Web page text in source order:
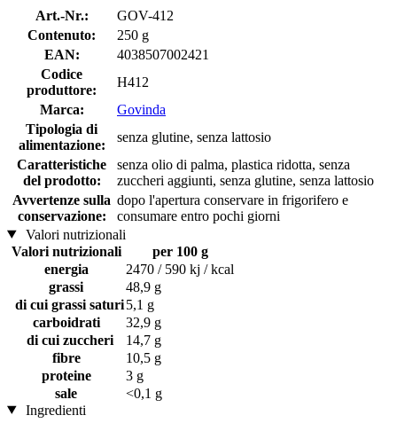
Art.-Nr.:
GOV-412
Contenuto:
250 g
EAN:
4038507002421
Codice
produttore:
H412
Marca:
Govinda
Tipologia di
alimentazione:
senza glutine, senza lattosio
Caratteristiche
del prodotto:
senza olio di palma, plastica ridotta, senza
zuccheri aggiunti, senza glutine, senza lattosio
Avvertenze sulla
conservazione:
dopo l'apertura conservare in frigorifero e
consumare entro pochi giorni
Valori nutrizionali
Valori nutrizionali
per 100 g
energia
2470 / 590 kj / kcal
grassi
48,9 g
di cui grassi saturi5,1 g
carboidrati
32,9 g
di cui zuccheri
14,7 g
fibre
10,5 g
proteine
3 g
sale
<0,1 g
Ingredienti